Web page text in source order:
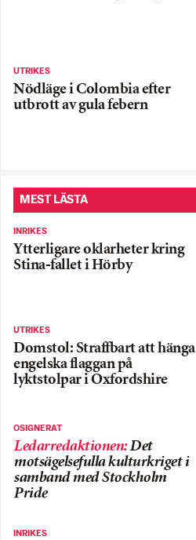
UTRIKES
Nödläge i Colombia efter
utbrott av gula febern
MEST LÄSTA
INRIKES
Ytterligare oklarheter kring
Stina-fallet i Hörby
UTRIKES
Domstol: Straffbart att hänga
engelska flaggan på
lyktstolpar i Oxfordshire
OSIGNERAT
Ledarredaktionen:Det
motsägelsefulla kulturkriget i
samband med Stockholm
Pride
INRIKES